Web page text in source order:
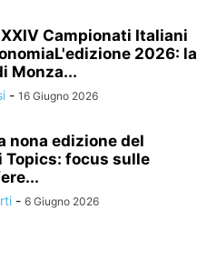
Campionati Italiani
2026: la
Monza...
- 16 Giugno 2026
nona edizione del
Topics: focus sulle
- 6 Giugno 2026